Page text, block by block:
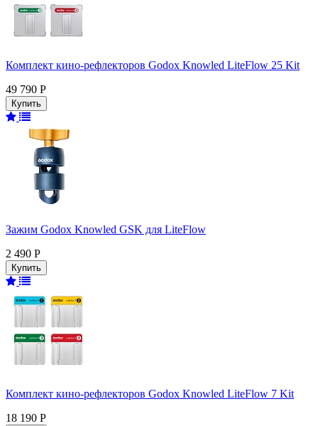
Комплект кино-рефлекторов Godox Knowled LiteFlow 25 Kit
49 790 Р
Зажим Godox Knowled GSK для LiteFlow
2 490 Р
Комплект кино-рефлекторов Godox Knowled LiteFlow 7 Kit
18 190 Р